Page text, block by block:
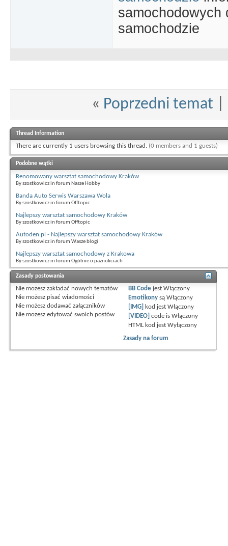
samochodowych
samochodzie
« Poprzedni temat
Thread Information
There are currently 1 users browsing this thread. (0 members and 1 guests)
Podobne wątki
Renomowany warsztat samochodowy Kraków
By szostkowicz in forum Nasze Hobby
Banda Auto Serwis Warszawa Wola
By szostkowicz in forum Offtopic
Najlepszy warsztat samochodowy Kraków
By szostkowicz in forum Offtopic
Autoden.pl - Najlepszy warsztat samochodowy Kraków
By szostkowicz in forum Wasze blogi
Najlepszy warsztat samochodowy z Krakowa
By szostkowicz in forum Ogólnie o paznokciach
Zasady postowania
Nie możesz zakładać nowych tematów
Nie możesz pisać wiadomości
Nie możesz dodawać załączników
Nie możesz edytować swoich postów
BB Code jestWłączony
Emotikony sąWłączony
[IMG]
kod jestWłączony
[VIDEO] code isWłączony
HTML kod jestWyłączony
Zasady na forum